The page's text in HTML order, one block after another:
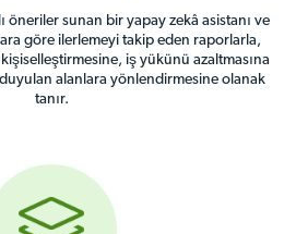
öneriler sunan bir yapay zekâ asistanı ve
göre ilerlemeyi takip eden raporlarla,
iş yükünü azaltmasına
alanlara yönlendirmesine olanak
tanır.